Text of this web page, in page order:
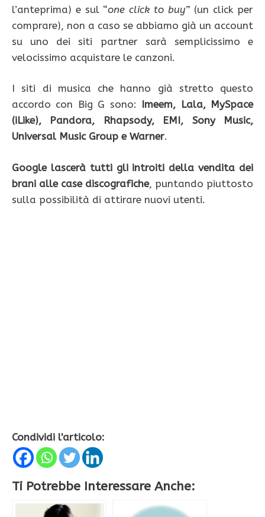
l’anteprima) e sul “one click to buy” (un click per
comprare), non a caso se abbiamo già un account
su uno dei siti partner sarà semplicissimo e
velocissimo acquistare le canzoni.
I siti di musica che hanno già stretto questo
accordo con Big G sono: Imeem, Lala, MySpace
(iLike), Pandora, Rhapsody, EMI, Sony Music,
Universal Music Group e Warner.
Google lascerà tutti gli introiti della vendita dei
brani alle case discografiche, puntando piuttosto
sulla possibilità di attirare nuovi utenti.
Condividi l'articolo:
Ti Potrebbe Interessare Anche: